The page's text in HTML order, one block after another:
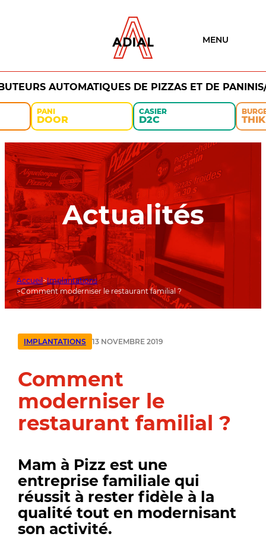
MENU
AUTOMATIQUES DE PIZZAS ET DE
PANI
DOOR
CASIER
D2C THIK
Actualités
Accueil
Implantations
Comment moderniser le restaurant familial ?
IMPLANTATIONS 13 NOVEMBRE 2019
Comment
moderniser le
restaurant familial ?
Mam à Pizz est une
entreprise familiale qui
réussit à rester fidèle à la
qualité tout en modernisant
son activité.